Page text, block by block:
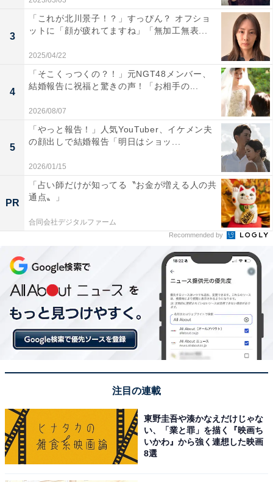
3
「これが北川景子！？」すっぴん？ オフショ
ットに「顔が疲れてますね」「無加工無表...
2025/04/22
4
「そこくっつくの？！」元NGT48メンバー、
結婚報告に祝福と驚きの声！「お相手の...
2026/08/07
5
「やっと報告！」人気YouTuber、イケメン夫
の顔出しで結婚報告「明日はショッ...
2026/01/15
PR
「占い師だけが知ってる〝お金が増える人の共
通点〟」
合同会社デジタルファーム
Recommended by
注目の連載
東野圭吾や湊かなえだけじゃな
い、「業と罪」を描く『映画ち
いかわ』から強く連想した映画
8選